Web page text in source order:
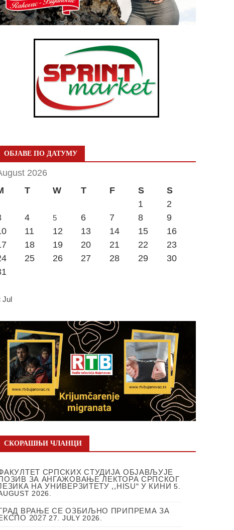
ОБЈАВЕ ПО ДАТУМУ
2026
T W T F S
S
1
2
4 5 6 7 8
9
11 12 13 14 15
16
18 19 20 21 22
23
25 26 27 28 29
30
Jul
СКОРАШЊИ ЧЛАНЦИ
СРПСКИХ СТУДИЈА ОБЈАВЉУЈЕ
ЗА АНГАЖОВАЊЕ ЛЕКТОРА СРПСКОГ
НА УНИВЕРЗИТЕТУ ,,HISU“ У КИНИ 5.
2026.
ВРАЊЕ СЕ ОЗБИЉНО ПРИПРЕМА ЗА
2027 27. JULY 2026.